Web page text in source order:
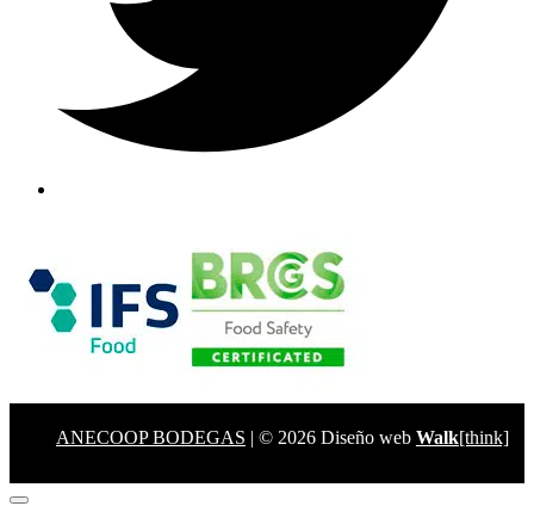
ANECOOP BODEGAS | © 2026 Diseño web Walk[think]